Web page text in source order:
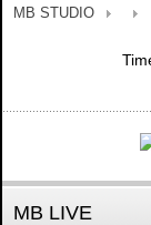
MB STUDIO
MB LIVE